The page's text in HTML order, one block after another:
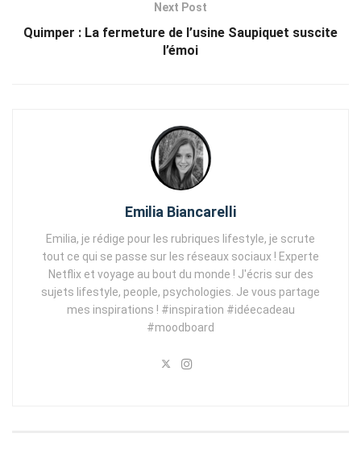
Next Post
Quimper : La fermeture de l’usine Saupiquet suscite
l’émoi
Emilia Biancarelli
Emilia, je rédige pour les rubriques lifestyle, je scrute
tout ce qui se passe sur les réseaux sociaux ! Experte
Netflix et voyage au bout du monde ! J'écris sur des
sujets lifestyle, people, psychologies. Je vous partage
mes inspirations ! #inspiration #idéecadeau
#moodboard